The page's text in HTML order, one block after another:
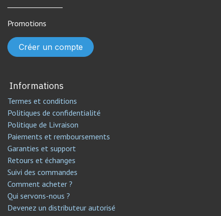
Promotions
Créer un compte
Informations
Termes et conditions
Politiques de confidentialité
Politique de Livraison
Paiements et remboursements
Garanties et support
Retours et échanges
Suivi des commandes
Comment acheter ?
Qui servons-nous ?
Devenez un distributeur autorisé